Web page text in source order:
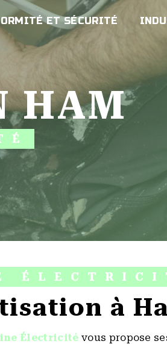
ET SÉCURITÉ
HAM
à
Électricité vous propose